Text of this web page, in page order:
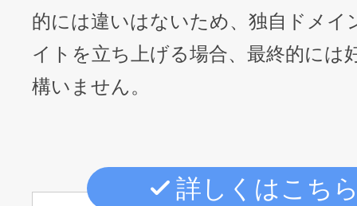
的には違いはないため、独自ドメイ
イトを立ち上げる場合、最終的には
構いません。
詳しくはこち